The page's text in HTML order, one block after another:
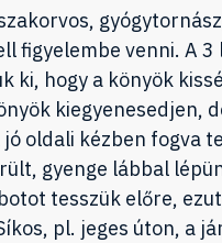
figyelembe venni. A
ki, hogy a könyök
kiegyenesedjen,
oldali kézben fogva
gyenge lábbal
tesszük előre,
pl. jeges úton, a